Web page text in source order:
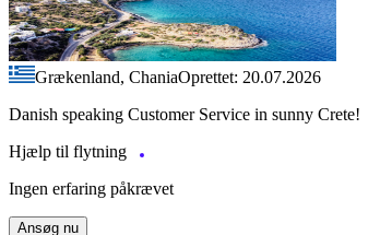
Grækenland, ChaniaOprettet: 20.07.2026
Danish speaking Customer Service in sunny Crete!
Hjælp til flytning
Ingen erfaring påkrævet
Ansøg nu